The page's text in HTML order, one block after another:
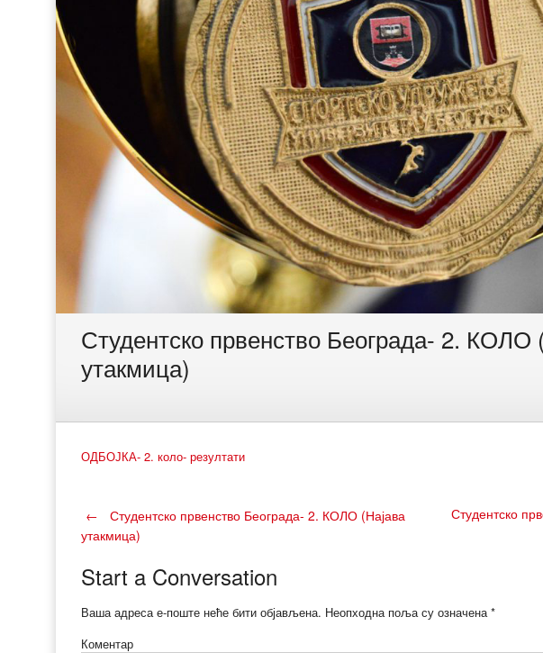
Студентско првенство Београда- 2. КОЛО
утакмица)
ОДБОЈКА- 2. коло- резултати
Post
navigation
←
Студентско првенство Београда- 2. КОЛО (Најава
утакмица)
Студентско
Start a Conversation
Ваша адреса е-поште неће бити објављена. Неопходна поља су означена *
Коментар